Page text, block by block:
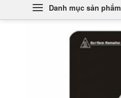
Danh mục sản phẩm